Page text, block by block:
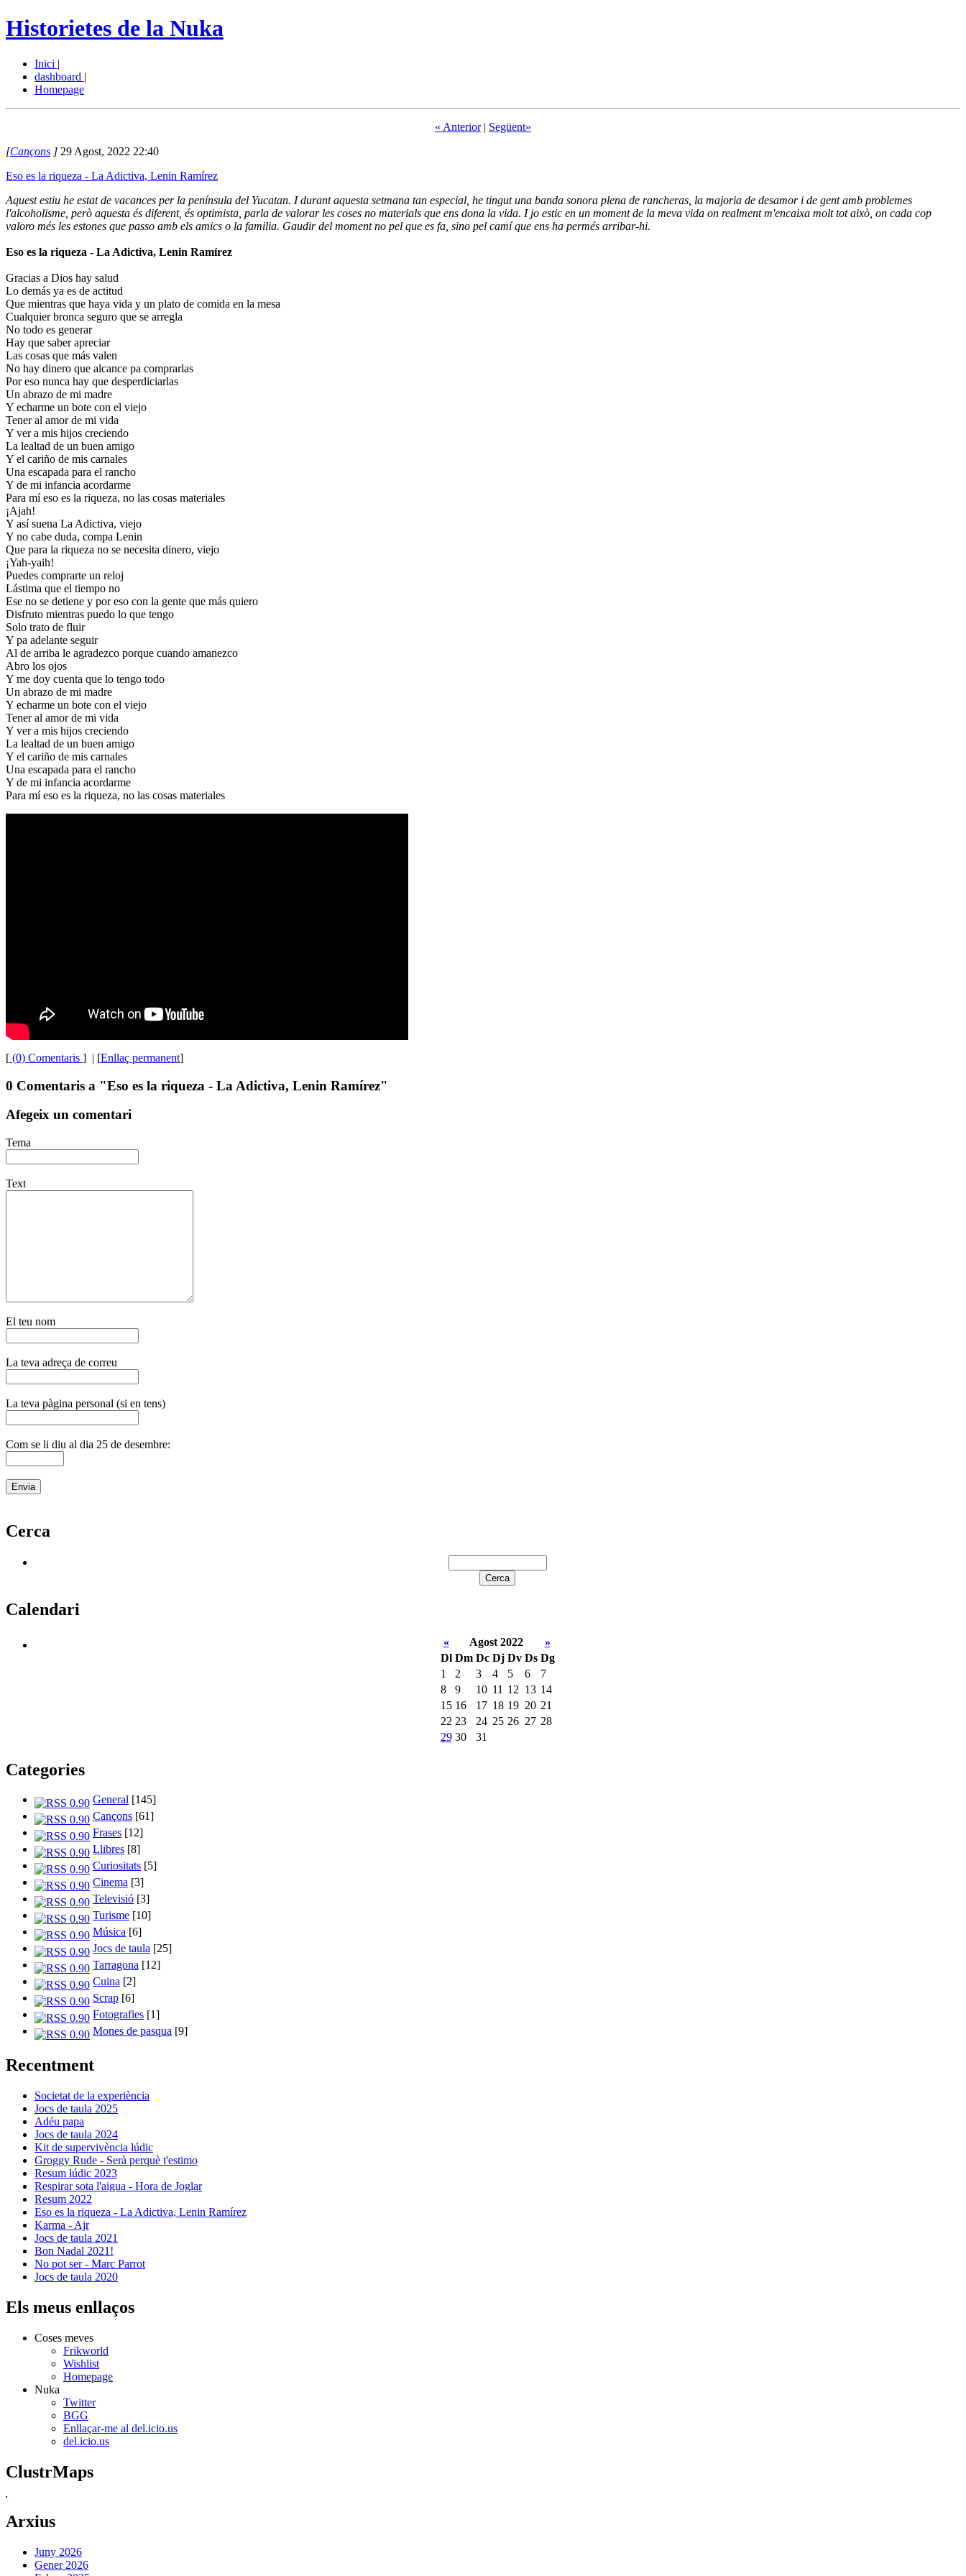
Historietes de la Nuka
Inici |
dashboard |
Homepage
« Anterior| Següent»
[Cançons ] 29 Agost, 2022 22:40
Eso es la riqueza - La Adictiva, Lenin Ramírez
Aquest estiu he estat de vacances per la península del Yucatan. I durant aquesta setmana tan especial, he tingut una banda sonora plena de rancheras, la majoria de desamor i de gent amb problemes
l'alcoholisme, però aquesta és diferent, és optimista, parla de valorar les coses no materials que ens dona la vida. I jo estic en un moment de la meva vida on realment m'encaixa molt tot això, on cada cop
valoro més les estones que passo amb els amics o la familia. Gaudir del moment no pel que es fa, sino pel camí que ens ha permés arribar-hi.
Eso es la riqueza - La Adictiva, Lenin Ramírez
Gracias a Dios hay salud
Lo demás ya es de actitud
Que mientras que haya vida y un plato de comida en la mesa
Cualquier bronca seguro que se arregla
No todo es generar
Hay que saber apreciar
Las cosas que más valen
No hay dinero que alcance pa comprarlas
Por eso nunca hay que desperdiciarlas
Un abrazo de mi madre
Y echarme un bote con el viejo
Tener al amor de mi vida
Y ver a mis hijos creciendo
La lealtad de un buen amigo
Y el cariño de mis carnales
Una escapada para el rancho
Y de mi infancia acordarme
Para mí eso es la riqueza, no las cosas materiales
¡Ajah!
Y así suena La Adictiva, viejo
Y no cabe duda, compa Lenin
Que para la riqueza no se necesita dinero, viejo
¡Yah-yaih!
Puedes comprarte un reloj
Lástima que el tiempo no
Ese no se detiene y por eso con la gente que más quiero
Disfruto mientras puedo lo que tengo
Solo trato de fluir
Y pa adelante seguir
Al de arriba le agradezco porque cuando amanezco
Abro los ojos
Y me doy cuenta que lo tengo todo
Un abrazo de mi madre
Y echarme un bote con el viejo
Tener al amor de mi vida
Y ver a mis hijos creciendo
La lealtad de un buen amigo
Y el cariño de mis carnales
Una escapada para el rancho
Y de mi infancia acordarme
Para mí eso es la riqueza, no las cosas materiales
[ (0) Comentaris ] | [Enllaç permanent]
0 Comentaris a "Eso es la riqueza - La Adictiva, Lenin Ramírez"
Afegeix un comentari
Tema
Text
El teu nom
La teva adreça de correu
La teva pàgina personal (si en tens)
Com se li diu al dia 25 de desembre:
Cerca
Calendari
« Agost 2022
»
Dl Dm Dc Dj Dv Ds Dg
1
2 3 4 5 6
7
8
9 10 11 12 13 14
15 16 17 18 19 20 21
22 23 24 25 26 27 28
29 30 31
Categories
General [145]
Cançons [61]
Frases [12]
Llibres [8]
Curiositats [5]
Cinema [3]
Televisió [3]
Turisme [10]
Música [6]
Jocs de taula [25]
Tarragona [12]
Cuina [2]
Scrap [6]
Fotografies [1]
Mones de pasqua [9]
Recentment
Societat de la experiència
Jocs de taula 2025
Adéu papa
Jocs de taula 2024
Kit de supervivència lúdic
Groggy Rude - Serà perquè t'estimo
Resum lúdic 2023
Respirar sota l'aigua - Hora de Joglar
Resum 2022
Eso es la riqueza - La Adictiva, Lenin Ramírez
Karma - Ajr
Jocs de taula 2021
Bon Nadal 2021!
No pot ser - Marc Parrot
Jocs de taula 2020
Els meus enllaços
Coses meves
Frikworld
Wishlist
Homepage
Nuka
Twitter
BGG
Enllaçar-me al del.icio.us
del.icio.us
ClustrMaps
Arxius
Juny 2026
Gener 2026